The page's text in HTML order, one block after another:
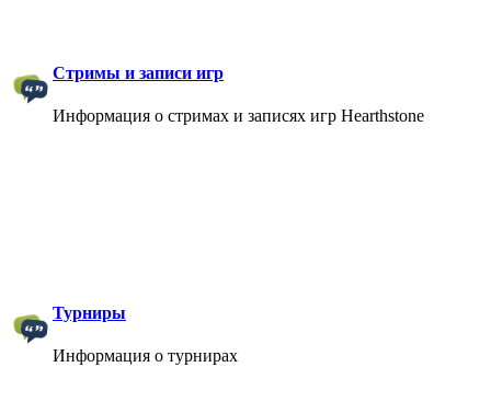
Стримы и записи игр
Информация о стримах и записях игр Hearthstone
Турниры
Информация о турнирах